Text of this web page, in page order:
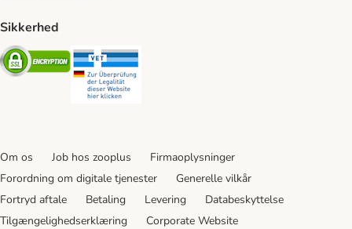
Sikkerhed
Security
Om os Job hos zooplus
Firmaoplysninger
Forordning om digitale tjenester
Generelle vilkår
Fortryd aftale
Betaling Levering
Databeskyttelse
Tilgængelighedserklæring
Corporate Website